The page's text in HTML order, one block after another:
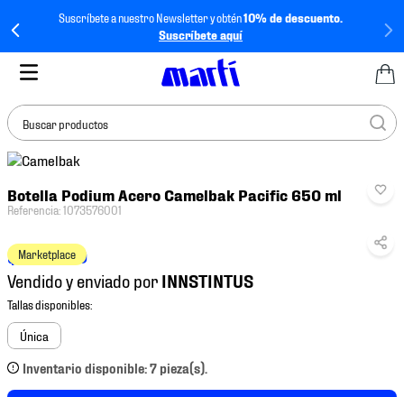
Suscríbete a nuestro Newsletter y obtén10% de descuento.
Suscríbete aquí
Buscar productos
Botella Podium Acero Camelbak Pacific 650 ml
Referencia:1073576001
Marketplace
$ 1099.00
Vendido y enviado por
Única
Inventario disponible: 7 pieza(s).
BUSCADOS
2.
tenis hombre
3.
tenis
4.
jersey
5.
tenis futbol